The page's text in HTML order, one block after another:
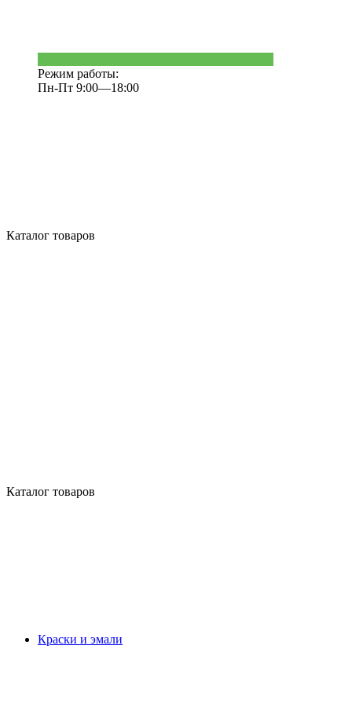
Режим работы:
Пн-Пт 9:00—18:00
Каталог товаров
Каталог товаров
Краски и эмали